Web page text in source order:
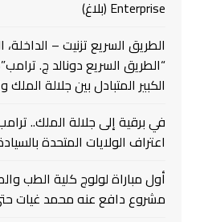
Enterprise (بلاغ)
الطريق السريع تزنيت –
“الطريق السريع دونالد ج.
الكبير المتبادل بين جلالة
في برقية إلى جلالة الملك..
اعتراف الولايات المتحدة
أول مباراة لولوج كلية الطب
مشروع دافع عنه محمد غيات